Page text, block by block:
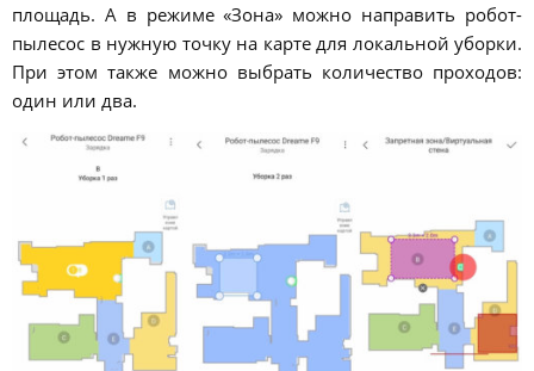
площадь. А в режиме «Зона» можно направить робот-
пылесос в нужную точку на карте для локальной уборки.
При этом также можно выбрать количество проходов:
один или два.